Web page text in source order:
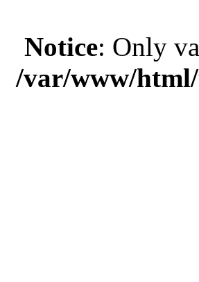
Notice: Only
/var/www/html/